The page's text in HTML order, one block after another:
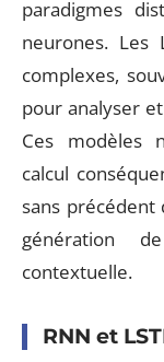
paradigmes
neurones. Les
complexes,
pour analyser
Ces modèles
calcul
sans précédent
génération
contextuelle.
RNN et